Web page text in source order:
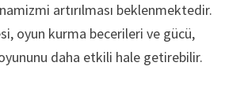
artırılması beklenmektedir.
oyun kurma becerileri ve gücü,
daha etkili hale getirebilir.